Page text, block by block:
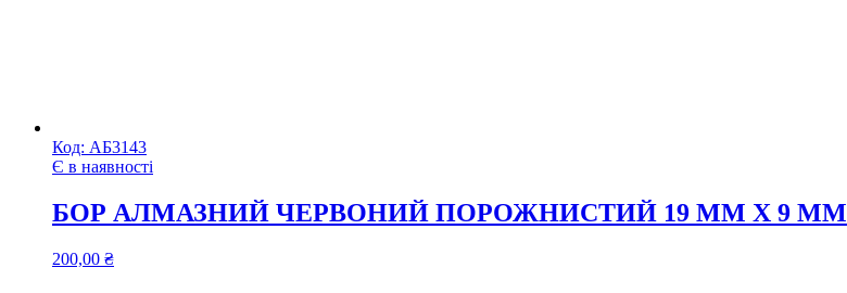
Код: АБ3143
Є в наявності
БОР АЛМАЗНИЙ ЧЕРВОНИЙ ПОРОЖНИСТИЙ 19 ММ Х 9 ММ
200,00 ₴